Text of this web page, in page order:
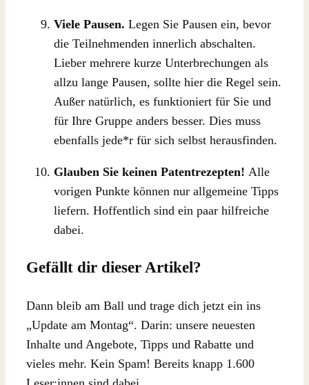
Viele Pausen. Legen Sie Pausen ein, bevor
die Teilnehmenden innerlich abschalten.
Lieber mehrere kurze Unterbrechungen als
allzu lange Pausen, sollte hier die Regel sein.
Außer natürlich, es funktioniert für Sie und
für Ihre Gruppe anders besser. Dies muss
ebenfalls jede*r für sich selbst herausfinden.
Glauben Sie keinen Patentrezepten! Alle
vorigen Punkte können nur allgemeine Tipps
liefern. Hoffentlich sind ein paar hilfreiche
dabei.
Gefällt dir dieser Artikel?
Dann bleib am Ball und trage dich jetzt ein ins
„Update am Montag“. Darin: unsere neuesten
Inhalte und Angebote, Tipps und Rabatte und
vieles mehr. Kein Spam! Bereits knapp 1.600